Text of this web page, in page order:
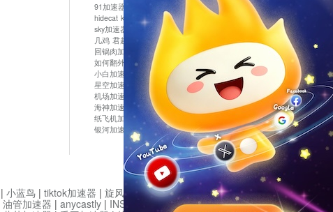
91加速器 bluelayer加速器
clash节点
hidecat kuai500 panda加速器
plex加速器
sky加速器
telegram加速器 中信加速器
云梯加速器
几鸡 君越加速器 哔咔漫画加速器
唐师傅加速器
回锅肉加速器
坚果加速器 壹点加速器
如何翻外墙网站 小哈vp加速器
小火箭加速器
小白加速器
布谷vp加速器 心阶云 快连
星空加速器
最新版clash安卓下载
月光加速器
机场加速器
松果云 极快加速器
梯子加速器
海神加速器
猴王加速器 神灯vp加速器
纸飞机加速器
蓝泡加速器 西游加速器
起飞加速器
银河加速器 鱼跃加速器 鹰眼加速器 黑洞加速版
| 小蓝鸟 | tiktok加速器 | 旋风加速度器|旋风加速 |
油管加速器 | anycastly | INS加速器|INS加速器免费版